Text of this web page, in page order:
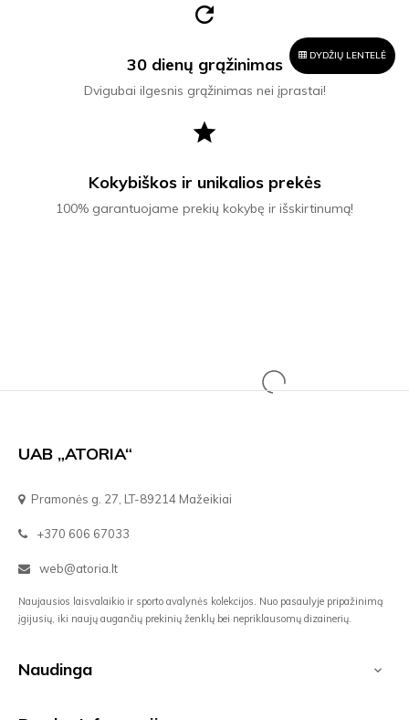
DYDŽIŲ LENTELĖ
refresh
30 dienų grąžinimas
Dvigubai ilgesnis grąžinimas nei įprastai!
star
Kokybiškos ir unikalios prekės
100% garantuojame prekių kokybę ir išskirtinumą!
UAB „ATORIA“
Pramonės g. 27, LT-89214 Mažeikiai
+370 606 67033
web@atoria.lt
Naujausios laisvalaikio ir sporto avalynės kolekcijos. Nuo pasaulyje pripažinimą
įgijusių, iki naujų augančių prekinių ženklų bei nepriklausomų dizainerių.
Naudinga 